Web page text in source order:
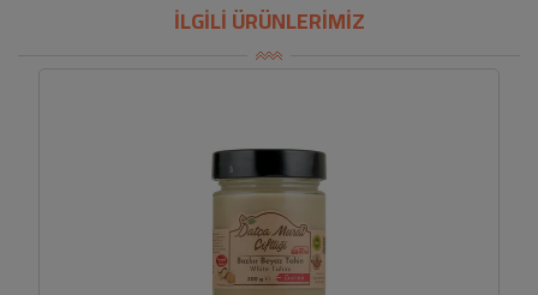
İLGİLİ ÜRÜNLERİMİZ